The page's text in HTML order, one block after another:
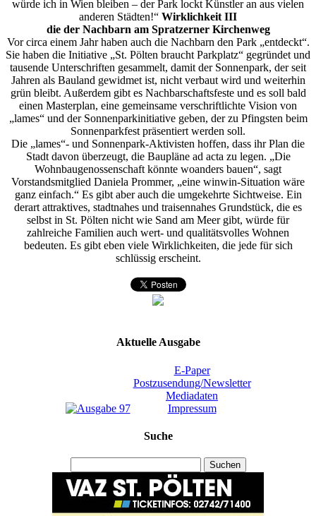
würde ich in Wien bleiben – der Park lockt Künstler an aus vielen
anderen Städten!“ Wirklichkeit III
die der Nachbarn am Spratzerner Kirchenweg
Vor circa einem Jahr haben auch die Nachbarn den Park „entdeckt“.
Sie haben die Initiative „St. Pölten braucht Parkplatz“ gegründet und
tausende Unterschriften gesammelt, damit der Sonnenpark, der seit
Jahren als Bauland gewidmet ist, nicht verbaut wird und weiterhin
grün bleibt. Außerdem gibt es Nachbarschaftsfeste und es soll bald
einen Masterplan, eine gemeinsame verschriftlichte Vision von
„lames“ und der Sonnenparkinitiative geben, der zu Pfingsten beim
Sonnenparkfest präsentiert werden soll.
Die „lames“- und Sonnenpark-Aktivisten hoffen, dass ihr Plan die
Stadt davon überzeugt, die Baupläne ad acta zu legen. „Die
Wohnbaugenossenschaft könnte woanders bauen“, sagt
Vorstandsmitglied Daniela Prommer, „eine winwin-Situation wäre
ganz einfach.“ Es gibt aber auch die umgekehrte Sichtweise. Ein
derart attraktives, stadtnahes und traisennahes Grundstück, die es
selbst in St. Pölten nicht wie Sand am Meer gibt, würde für
zahlreiche Familien auch wert- und qualitätsvolles Wohnen
bedeuten. Es gibt eben viele Wirklichkeiten, die jede für sich
schlüssig erscheint.
Aktuelle Ausgabe
E-Paper
Postzusendung/Newsletter
Mediadaten
Impressum
Suche
Suchen